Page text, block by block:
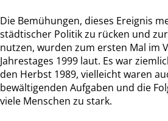
Die Bemühungen, dieses Ereignis
städtischer Politik zu rücken und
nutzen, wurden zum ersten Mal im
Jahrestages 1999 laut. Es war
den Herbst 1989, vielleicht waren
bewältigenden Aufgaben und die
viele Menschen zu stark.